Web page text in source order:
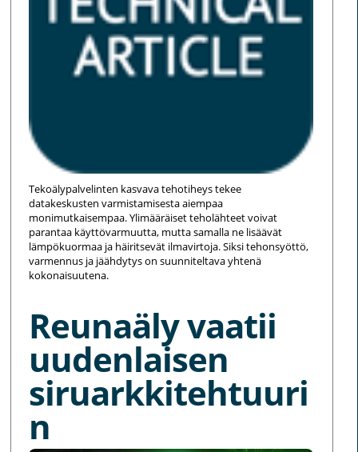
Tekoälypalvelinten kasvava tehotiheys tekee
datakeskusten varmistamisesta aiempaa
monimutkaisempaa. Ylimääräiset teholähteet voivat
parantaa käyttövarmuutta, mutta samalla ne lisäävät
lämpökuormaa ja häiritsevät ilmavirtoja. Siksi tehonsyöttö,
varmennus ja jäähdytys on suunniteltava yhtenä
kokonaisuutena.
Reunaäly vaatii
uudenlaisen
siruarkkitehtuuri
n